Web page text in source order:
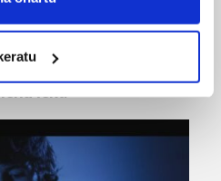
by actively scanning it for
(fingerprinting)
datu pertsonalak
leku